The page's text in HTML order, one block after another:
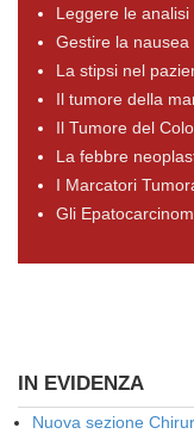
Leggere le
Gestire la nausea
La stipsi nel
Il tumore della
Il Tumore del
La febbre
I Marcatori
Gli
IN EVIDENZA
Nuova sezione